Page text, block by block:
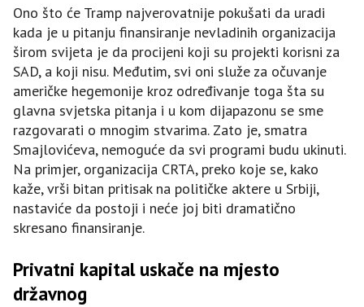
Ono što će Tramp najverovatnije pokušati da uradi
kada je u pitanju finansiranje nevladinih organizacija
širom svijeta je da procijeni koji su projekti korisni za
SAD, a koji nisu. Međutim, svi oni služe za očuvanje
američke hegemonije kroz određivanje toga šta su
glavna svjetska pitanja i u kom dijapazonu se sme
razgovarati o mnogim stvarima. Zato je, smatra
Smajlovićeva, nemoguće da svi programi budu ukinuti.
Na primjer, organizacija CRTA, preko koje se, kako
kaže, vrši bitan pritisak na političke aktere u Srbiji,
nastaviće da postoji i neće joj biti dramatično
skresano finansiranje.
Privatni kapital uskače na mjesto
državnog